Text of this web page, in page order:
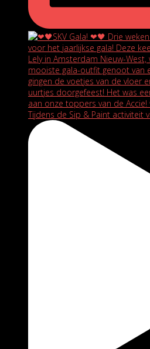
Tijdens de Sip & Paint activiteit